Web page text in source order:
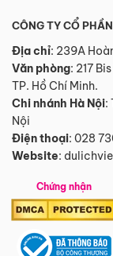
CÔNG TY CỔ
Địa chỉ: 239A
Văn phòng: 217
TP. Hồ Chí Minh.
Chi nhánh Hà Nội:
Nội
Điện thoại: 028
Website:
Chứng nhận